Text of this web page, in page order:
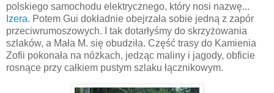
polskiego samochodu elektrycznego, który nosi nazwę...
Izera. Potem Gui dokładnie obejrzała sobie jedną z zapór
przeciwrumoszowych. I tak dotarłyśmy do skrzyżowania
szlaków, a Mała M. się obudziła. Część trasy do Kamienia
Zofii pokonała na nóżkach, jedząc maliny i jagody, obficie
rosnące przy całkiem pustym szlaku łącznikowym.